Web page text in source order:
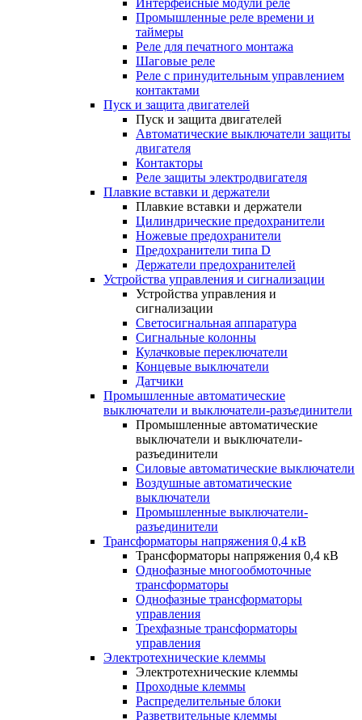
Интерфейсные модули реле
Промышленные реле времени и
таймеры
Реле для печатного монтажа
Шаговые реле
Реле с принудительным управлением
контактами
Пуск и защита двигателей
Пуск и защита двигателей
Автоматические выключатели защиты
двигателя
Контакторы
Реле защиты электродвигателя
Плавкие вставки и держатели
Плавкие вставки и держатели
Цилиндрические предохранители
Ножевые предохранители
Предохранители типа D
Держатели предохранителей
Устройства управления и сигнализации
Устройства управления и
сигнализации
Светосигнальная аппаратура
Сигнальные колонны
Кулачковые переключатели
Концевые выключатели
Датчики
Промышленные автоматические
выключатели и выключатели-разъединители
Промышленные автоматические
выключатели и выключатели-
разъединители
Силовые автоматические выключатели
Воздушные автоматические
выключатели
Промышленные выключатели-
разъединители
Трансформаторы напряжения 0,4 кВ
Трансформаторы напряжения 0,4 кВ
Однофазные многообмоточные
трансформаторы
Однофазные трансформаторы
управления
Трехфазные трансформаторы
управления
Электротехнические клеммы
Электротехнические клеммы
Проходные клеммы
Распределительные блоки
Разветвительные клеммы